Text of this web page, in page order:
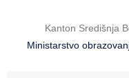
Kanton Središnja
Ministarstvo